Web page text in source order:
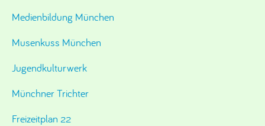
Medienbildung München
Musenkuss München
Jugendkulturwerk
Münchner Trichter
Freizeitplan 22